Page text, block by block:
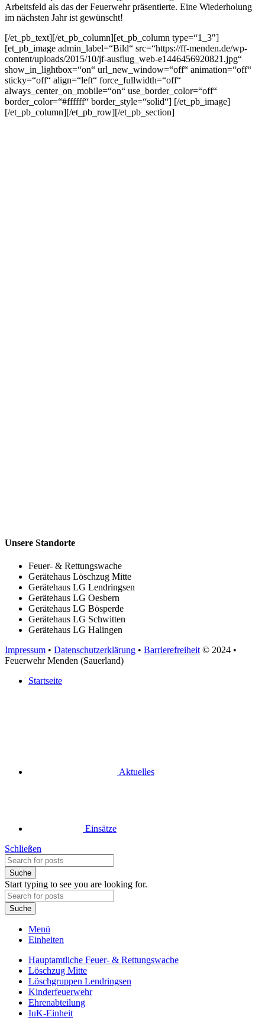
Arbeitsfeld als das der Feuerwehr präsentierte. Eine Wiederholung
im nächsten Jahr ist gewünscht!
[/et_pb_text][/et_pb_column][et_pb_column type=“1_3″]
[et_pb_image admin_label=“Bild“ src=“https://ff-menden.de/wp-
content/uploads/2015/10/jf-ausflug_web-e1446456920821.jpg“
show_in_lightbox=“on“ url_new_window=“off“ animation=“off“
sticky=“off“ align=“left“ force_fullwidth=“off“
always_center_on_mobile=“on“ use_border_color=“off“
border_color=“#ffffff“ border_style=“solid“] [/et_pb_image]
[/et_pb_column][/et_pb_row][/et_pb_section]
Unsere Standorte
Feuer- & Rettungswache
Gerätehaus Löschzug Mitte
Gerätehaus LG Lendringsen
Gerätehaus LG Oesbern
Gerätehaus LG Bösperde
Gerätehaus LG Schwitten
Gerätehaus LG Halingen
Impressum • Datenschutzerklärung • Barrierefreiheit © 2024 •
Feuerwehr Menden (Sauerland)
Startseite
Aktuelles
Einsätze
Schließen
Suche
Start typing to see you are looking for.
Suche
Menü
Einheiten
Hauptamtliche Feuer- & Rettungswache
Löschzug Mitte
Löschgruppen Lendringsen
Kinderfeuerwehr
Ehrenabteilung
IuK-Einheit